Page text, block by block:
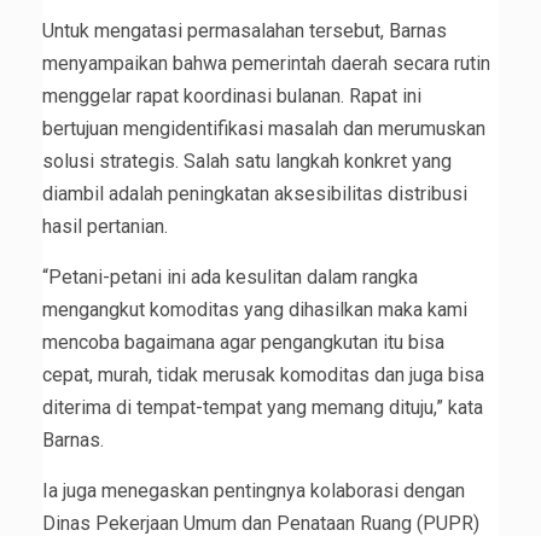
Untuk mengatasi permasalahan tersebut, Barnas
menyampaikan bahwa pemerintah daerah secara rutin
menggelar rapat koordinasi bulanan. Rapat ini
bertujuan mengidentifikasi masalah dan merumuskan
solusi strategis. Salah satu langkah konkret yang
diambil adalah peningkatan aksesibilitas distribusi
hasil pertanian.
“Petani-petani ini ada kesulitan dalam rangka
mengangkut komoditas yang dihasilkan maka kami
mencoba bagaimana agar pengangkutan itu bisa
cepat, murah, tidak merusak komoditas dan juga bisa
diterima di tempat-tempat yang memang dituju,” kata
Barnas.
Ia juga menegaskan pentingnya kolaborasi dengan
Dinas Pekerjaan Umum dan Penataan Ruang (PUPR)